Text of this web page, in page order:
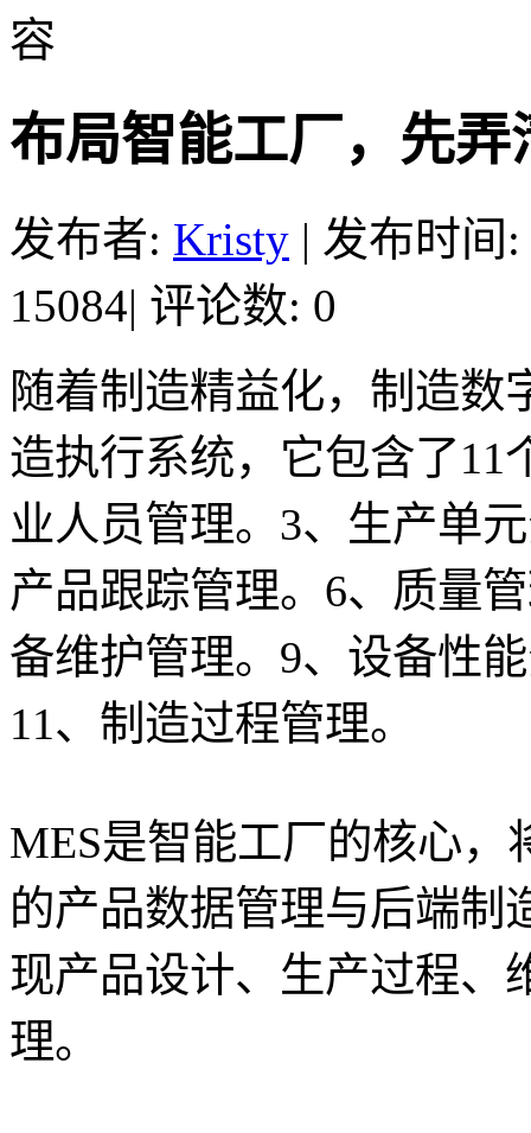
容
布局智能工厂，先弄
发布者: Kristy | 发布时间:
15084| 评论数: 0
随着制造精益化，制造数
造执行系统，它包含了11
业人员管理。3、生产单
产品跟踪管理。6、质量
备维护管理。9、设备性
11、制造过程管理。
MES是智能工厂的核心
的产品数据管理与后端制
现产品设计、生产过程、
理。